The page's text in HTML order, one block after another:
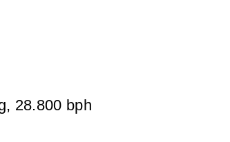
28.800 bph